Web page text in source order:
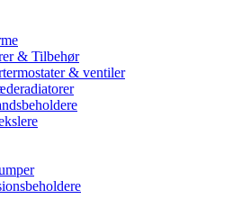
& Tilbehør
& ventiler